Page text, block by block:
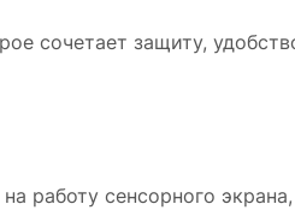
сочетает защиту,
работу сенсорного